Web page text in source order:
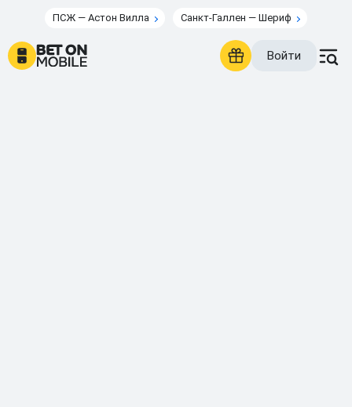
ПСЖ — Астон Вилла Санкт-Галлен — Шериф
Войти